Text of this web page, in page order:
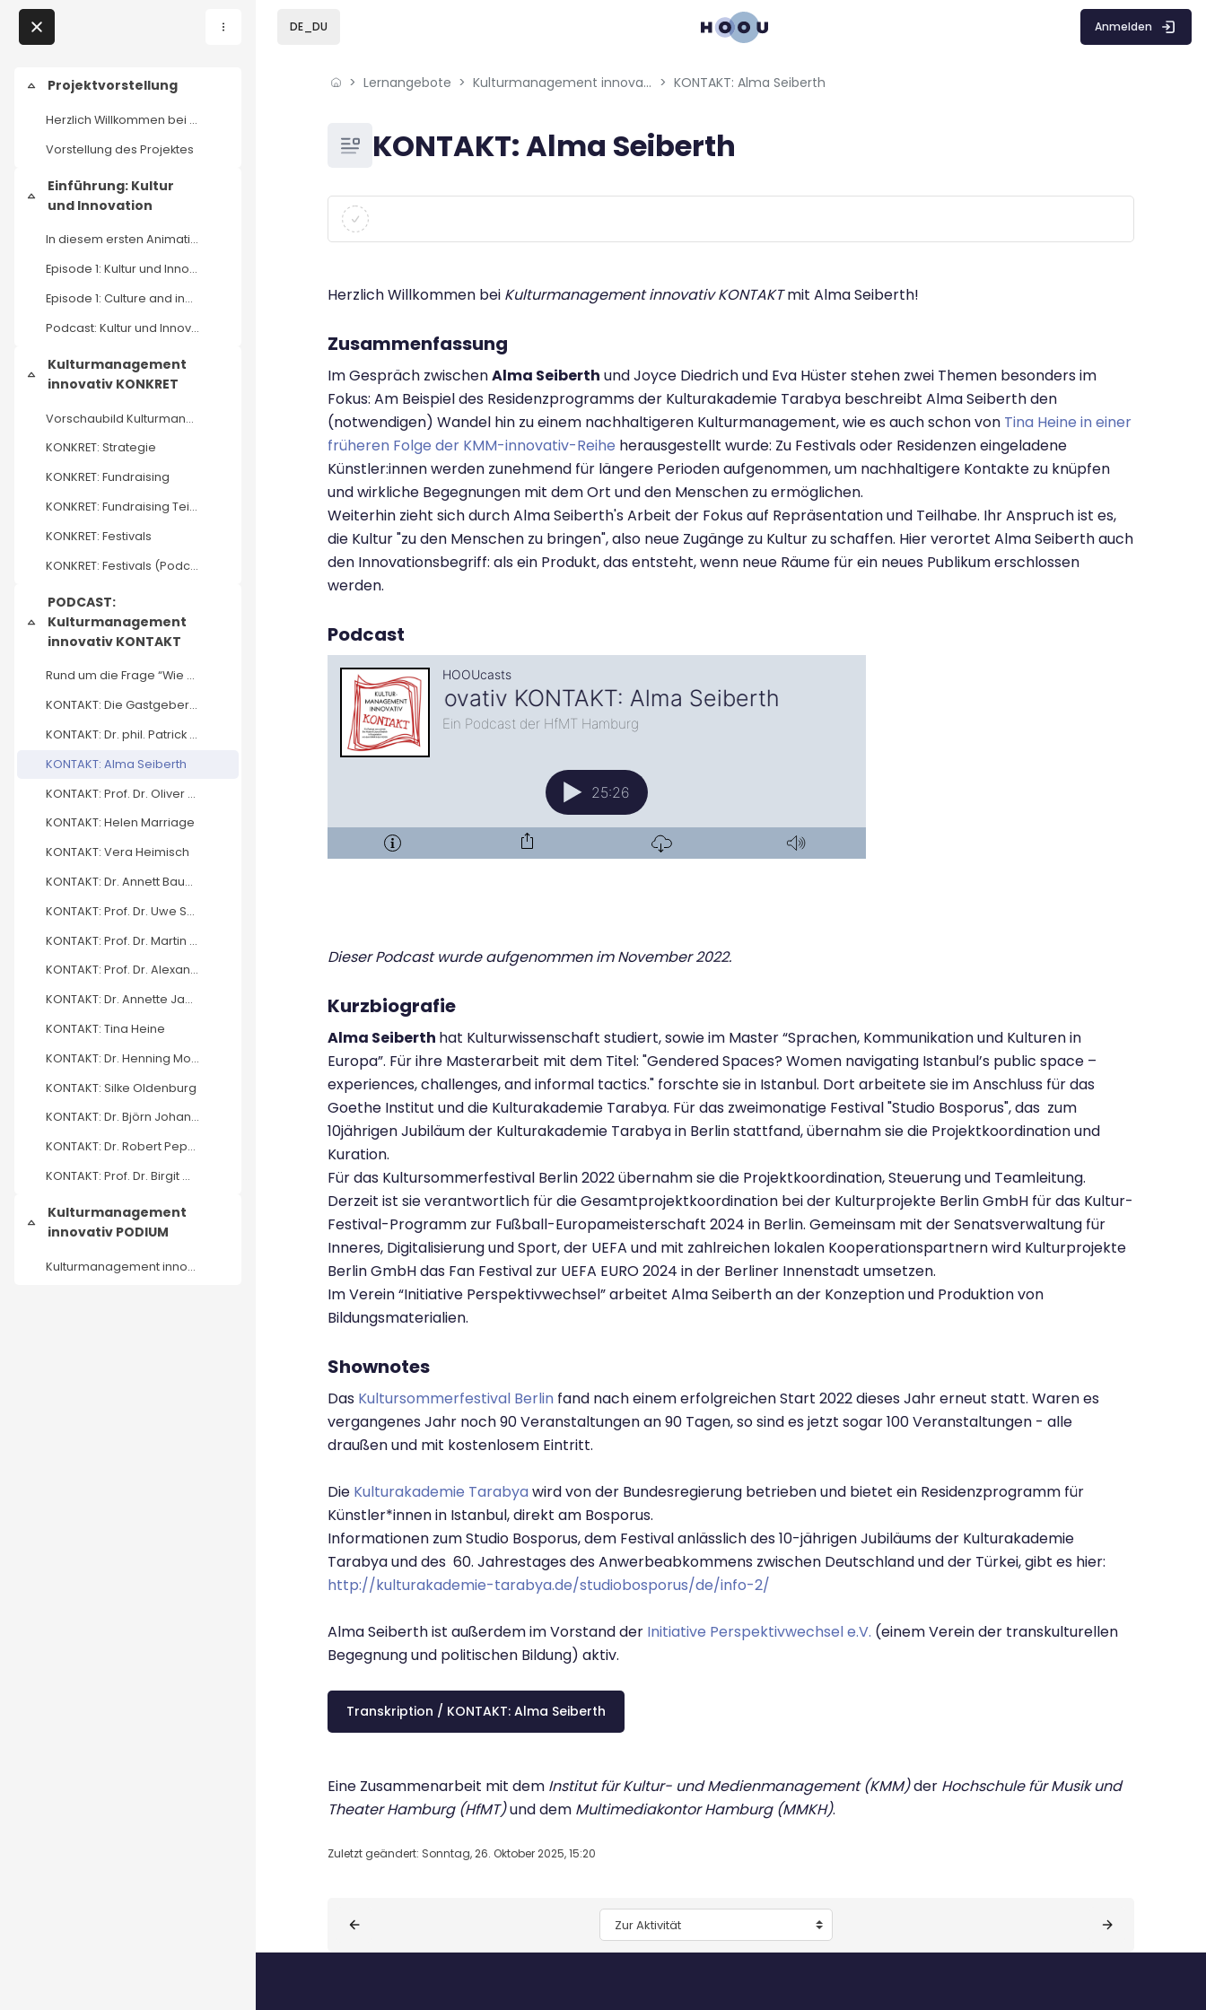
Home
Lernangebote
Podcasts
Meine Lernangebote
News
Veranstaltungen
Kontakt
Einklappen
Projektvorstellung
Herzlich Willkommen bei Kulturmanagement innovativ...
Vorstellung des Projektes
Einklappen
Einführung: Kultur
und Innovation
In diesem ersten Animationsvideo der neuen Serie d...
Episode 1: Kultur und Innovation - Animation
Episode 1: Culture and innovation (EN)
Podcast: Kultur und Innovation
Einklappen
Kulturmanagement
innovativ KONKRET
Vorschaubild Kulturmanagement KONKRET von Eva Hüst...
KONKRET: Strategie
KONKRET: Fundraising
KONKRET: Fundraising Teil 2
KONKRET: Festivals
KONKRET: Festivals (Podcast)
Einklappen
PODCAST:
Kulturmanagement
innovativ KONTAKT
Rund um die Frage “Wie kommt das Neue in die Kultu...
KONTAKT: Die Gastgeberinnen
KONTAKT: Dr. phil. Patrick S. Föhl
KONTAKT: Alma Seiberth
KONTAKT: Prof. Dr. Oliver Scheytt
KONTAKT: Helen Marriage
KONTAKT: Vera Heimisch
KONTAKT: Dr. Annett Baumast
KONTAKT: Prof. Dr. Uwe Schneidewind
KONTAKT: Prof. Dr. Martin Zierold
KONTAKT: Prof. Dr. Alexander Bretz
KONTAKT: Dr. Annette Jagla
KONTAKT: Tina Heine
KONTAKT: Dr. Henning Mohr
KONTAKT: Silke Oldenburg
KONTAKT: Dr. Björn Johannsen
KONTAKT: Dr. Robert Peper
KONTAKT: Prof. Dr. Birgit Mandel
Einklappen
Kulturmanagement
innovativ PODIUM
Kulturmanagement innovativ PODIUM
Direkt zu - Schließen
DE_DU Anmelden
Lernangebote Kulturmanagement innovativ KONTAKT: Alma Seiberth
BlöckeKONTAKT: Alma Seiberth
Blöcke
Abschlussbedingungen
Herzlich Willkommen bei Kulturmanagement innovativ KONTAKTmit Alma Seiberth!
Zusammenfassung
Im Gespräch zwischenAlma Seiberth und Joyce Diedrich und Eva Hüster stehen zwei Themen besonders im
Fokus: Am Beispiel des Residenzprogramms der Kulturakademie Tarabya beschreibt Alma Seiberth den
(notwendigen) Wandel hin zu einem nachhaltigeren Kulturmanagement, wie es auch schon von Tina Heine in einer
früheren Folge der KMM-innovativ-Reihe herausgestellt wurde: Zu Festivals oder Residenzen eingeladene
Künstler:innen werden zunehmend für längere Perioden aufgenommen, um nachhaltigere Kontakte zu knüpfen
und wirkliche Begegnungen mit dem Ort und den Menschen zu ermöglichen.
Weiterhin zieht sich durch Alma Seiberth's Arbeit der Fokus auf Repräsentation und Teilhabe. Ihr Anspruch ist es,
die Kultur "zu den Menschen zu bringen", also neue Zugänge zu Kultur zu schaffen. Hier verortet Alma Seiberth auch
den Innovationsbegriff: als ein Produkt, das entsteht, wenn neue Räume für ein neues Publikum erschlossen
werden.
Podcast
Dieser Podcast wurde aufgenommen im November 2022.
Kurzbiografie
Alma Seiberth hat Kulturwissenschaft studiert, sowie im Master “Sprachen, Kommunikation und Kulturen in
Europa”. Für ihre Masterarbeit mit dem Titel: "Gendered Spaces? Women navigating Istanbul’s public space –
experiences, challenges, and informal tactics." forschte sie in Istanbul. Dort arbeitete sie im Anschluss für das
Goethe Institut und die Kulturakademie Tarabya. Für das zweimonatige Festival "Studio Bosporus", das zum
10jährigen Jubiläum der Kulturakademie Tarabya in Berlin stattfand, übernahm sie die Projektkoordination und
Kuration.
Für das Kultursommerfestival Berlin 2022 übernahm sie die Projektkoordination, Steuerung und Teamleitung.
Derzeit ist sie verantwortlich für die Gesamtprojektkoordination bei der Kulturprojekte Berlin GmbH für das Kultur-
Festival-Programm zur Fußball-Europameisterschaft 2024 in Berlin. Gemeinsam mit der Senatsverwaltung für
Inneres, Digitalisierung und Sport, der UEFA und mit zahlreichen lokalen Kooperationspartnern wird Kulturprojekte
Berlin GmbH das Fan Festival zur UEFA EURO 2024 in der Berliner Innenstadt umsetzen.
Im Verein “Initiative Perspektivwechsel” arbeitet Alma Seiberth an der Konzeption und Produktion von
Bildungsmaterialien.
Shownotes
Das Kultursommerfestival Berlin fand nach einem erfolgreichen Start 2022 dieses Jahr erneut statt. Waren es
vergangenes Jahr noch 90 Veranstaltungen an 90 Tagen, so sind es jetzt sogar 100 Veranstaltungen - alle
draußen und mit kostenlosem Eintritt.
Die Kulturakademie Tarabyawird von der Bundesregierung betrieben und bietet ein Residenzprogramm für
Künstler*innen in Istanbul, direkt am Bosporus.
Informationen zum Studio Bosporus, dem Festival anlässlich des 10-jährigen Jubiläums der Kulturakademie
Tarabya und des 60. Jahrestages des Anwerbeabkommens zwischen Deutschland und der Türkei, gibt es hier:
http://kulturakademie-tarabya.de/studiobosporus/de/info-2/
Alma Seiberth ist außerdem im Vorstand der Initiative Perspektivwechsel e.V. (einem Verein der transkulturellen
Begegnung und politischen Bildung) aktiv.
Transkription / KONTAKT: Alma Seiberth
Eine Zusammenarbeit mit dem Institut für Kultur- und Medienmanagement (KMM)der Hochschule für Musik und
Theater Hamburg (HfMT)und dem Multimediakontor Hamburg (MMKH).
Zuletzt geändert: Sonntag, 26. Oktober 2025, 15:20
Blöcke Zur Aktivität